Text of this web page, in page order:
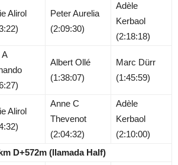
Alirol
Peter Aurelia
(2:09:30)
Adèle
Kerbaol
(2:18:18)
A
Albert Ollé
(1:38:07)
Marc Dürr
(1:45:59)
Alirol
Anne C
Thevenot
(2:04:32)
Adèle
Kerbaol
(2:10:00)
D+572m (llamada Half)